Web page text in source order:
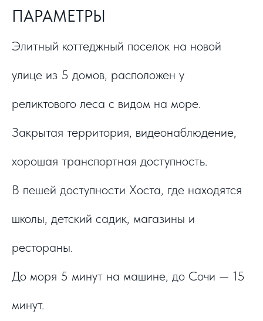
ПАРАМЕТРЫ
Элитный коттеджный поселок на новой
улице из 5 домов, расположен у
реликтового леса с видом на море.
Закрытая территория, видеонаблюдение,
хорошая транспортная доступность.
В пешей доступности Хоста, где находятся
школы, детский садик, магазины и
рестораны.
До моря 5 минут на машине, до Сочи — 15
минут.